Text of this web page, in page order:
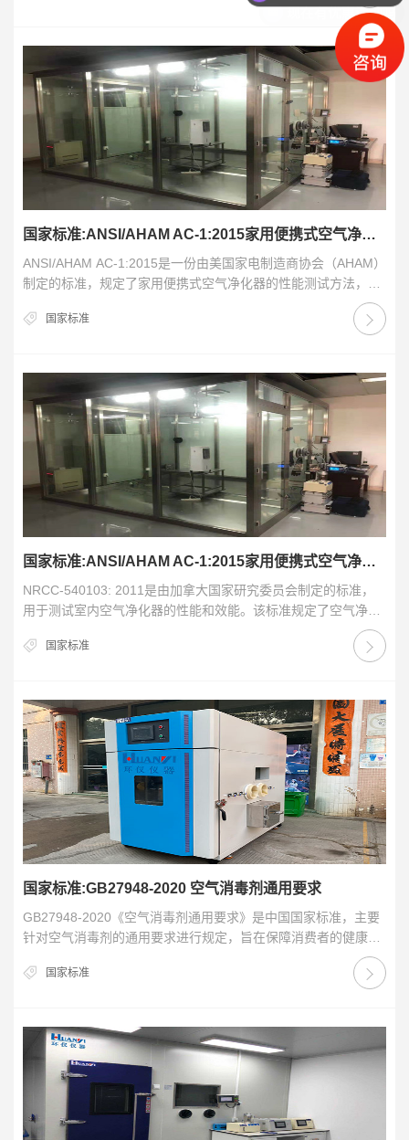
国家标准:ANSI/AHAM AC-1:2015家用便携式空气净化器性能测试方法
ANSI/AHAM AC-1:2015是一份由美国家电制造商协会（AHAM）
制定的标准，规定了家用便携式空气净化器的性能测试方法，以
国家标准
国家标准:ANSI/AHAM AC-1:2015家用便携式空气净化器性能测试方法
NRCC-540103: 2011是由加拿大国家研究委员会制定的标准，
用于测试室内空气净化器的性能和效能。该标准规定了空气净化
国家标准
国家标准:GB27948-2020 空气消毒剂通用要求
GB27948-2020《空气消毒剂通用要求》是中国国家标准，主要
针对空气消毒剂的通用要求进行规定，旨在保障消费者的健康与
国家标准